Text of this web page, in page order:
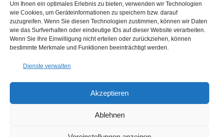
Um Ihnen ein optimales Erlebnis zu bieten, verwenden wir Technologien
wie Cookies, um Geräteinformationen zu speichern bzw. darauf
zuzugreifen. Wenn Sie diesen Technologien zustimmen, können wir Daten
wie das Surfverhalten oder eindeutige IDs auf dieser Website verarbeiten.
Wenn Sie Ihre Einwilligung nicht erteilen oder zurückziehen, können
bestimmte Merkmale und Funktionen beeinträchtigt werden.
Dienste verwalten
Akzeptieren
Ablehnen
Fotos:Stefan Leitner-Gesaeuse,TV Gesäuse Stefan Leitner
mit Unterstützung von Bund, Land Steiermark und der
Europäischen Union (LEADER), Verein Arche Noah, Peterherr,
Scheucher, Sattler, Nachbagauer, NUP EIS